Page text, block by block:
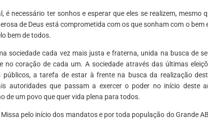
necessário ter sonhos e esperar que eles se realizem, mesmo
de Deus está comprometida com os que sonham com o bem
bem de todos.
sociedade cada vez mais justa e fraterna, unida na busca de
coração de cada um. A sociedade através das últimas
a tarefa de estar à frente na busca da realização
autoridades que passam a exercer o poder no início deste
de um povo que quer vida plena para todos.
pelo início dos mandatos e por toda população do Grande